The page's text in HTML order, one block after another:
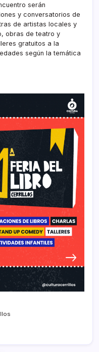
serán
y conversatorios de
de artistas locales y
obras de teatro y
gratuitos a la
según la temática